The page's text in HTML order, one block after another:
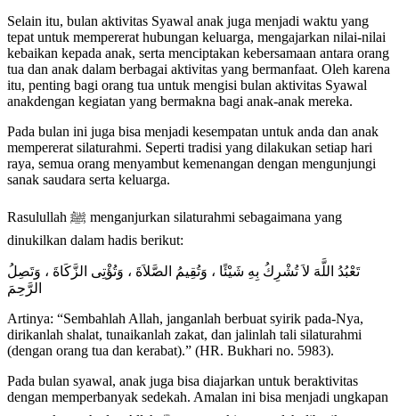
Selain itu, bulan aktivitas Syawal anak juga menjadi waktu yang
tepat untuk mempererat hubungan keluarga, mengajarkan nilai-nilai
kebaikan kepada anak, serta menciptakan kebersamaan antara orang
tua dan anak dalam berbagai aktivitas yang bermanfaat. Oleh karena
itu, penting bagi orang tua untuk mengisi bulan aktivitas Syawal
anakdengan kegiatan yang bermakna bagi anak-anak mereka.
Pada bulan ini juga bisa menjadi kesempatan untuk anda dan anak
mempererat silaturahmi. Seperti tradisi yang dilakukan setiap hari
raya, semua orang menyambut kemenangan dengan mengunjungi
sanak saudara serta keluarga.
Rasulullah ﷺ menganjurkan silaturahmi sebagaimana yang
dinukilkan dalam hadis berikut:
تَعْبُدُ اللَّهَ لاَ تُشْرِكُ بِهِ شَيْئًا ، وَتُقِيمُ الصَّلاَةَ ، وَتُؤْتِى الزَّكَاةَ ، وَتَصِلُ
الرَّحِمَ
Artinya: “Sembahlah Allah, janganlah berbuat syirik pada-Nya,
dirikanlah shalat, tunaikanlah zakat, dan jalinlah tali silaturahmi
(dengan orang tua dan kerabat).” (HR. Bukhari no. 5983).
Pada bulan syawal, anak juga bisa diajarkan untuk beraktivitas
dengan memperbanyak sedekah. Amalan ini bisa menjadi ungkapan